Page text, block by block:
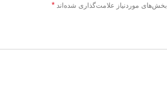
بخش‌های موردنیاز علامت‌گذاری شده‌اند *